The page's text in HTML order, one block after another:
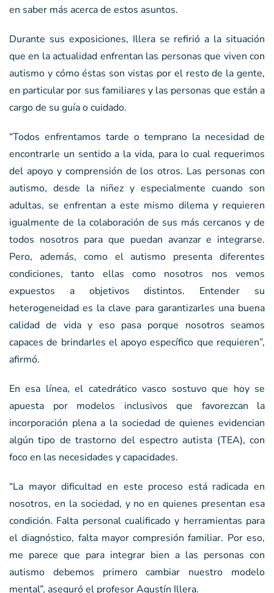
en saber más acerca de estos asuntos.
Durante sus exposiciones, Illera se refirió a la situación
que en la actualidad enfrentan las personas que viven con
autismo y cómo éstas son vistas por el resto de la gente,
en particular por sus familiares y las personas que están a
cargo de su guía o cuidado.
“Todos enfrentamos tarde o temprano la necesidad de
encontrarle un sentido a la vida, para lo cual requerimos
del apoyo y comprensión de los otros. Las personas con
autismo, desde la niñez y especialmente cuando son
adultas, se enfrentan a este mismo dilema y requieren
igualmente de la colaboración de sus más cercanos y de
todos nosotros para que puedan avanzar e integrarse.
Pero, además, como el autismo presenta diferentes
condiciones, tanto ellas como nosotros nos vemos
expuestos a objetivos distintos. Entender su
heterogeneidad es la clave para garantizarles una buena
calidad de vida y eso pasa porque nosotros seamos
capaces de brindarles el apoyo específico que requieren”,
afirmó.
En esa línea, el catedrático vasco sostuvo que hoy se
apuesta por modelos inclusivos que favorezcan la
incorporación plena a la sociedad de quienes evidencian
algún tipo de trastorno del espectro autista (TEA), con
foco en las necesidades y capacidades.
“La mayor dificultad en este proceso está radicada en
nosotros, en la sociedad, y no en quienes presentan esa
condición. Falta personal cualificado y herramientas para
el diagnóstico, falta mayor compresión familiar. Por eso,
me parece que para integrar bien a las personas con
autismo debemos primero cambiar nuestro modelo
mental”, aseguró el profesor Agustín Illera.